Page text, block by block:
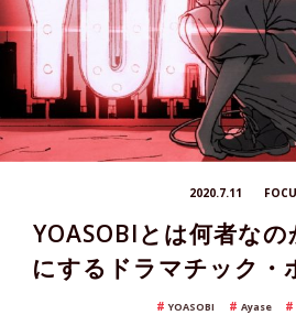
2020.7.11
YOASOBIとは何者な
にするドラマチック・
YOASOBI Ayase